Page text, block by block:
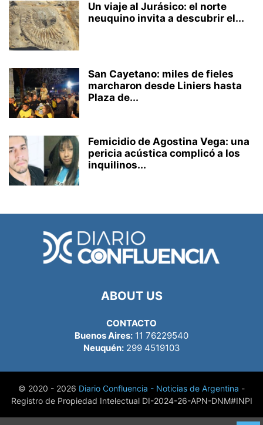
Un viaje al Jurásico: el norte
neuquino invita a descubrir el...
San Cayetano: miles de fieles
marcharon desde Liniers hasta
Plaza de...
Femicidio de Agostina Vega: una
pericia acústica complicó a los
inquilinos...
ABOUT US
CONTACTO
Buenos Aires: 11 76229540
Neuquén:299 4519103
© 2020 - 2026 Diario Confluencia - Noticias de Argentina -
Registro de Propiedad Intelectual DI-2024-26-APN-DNM#INPI